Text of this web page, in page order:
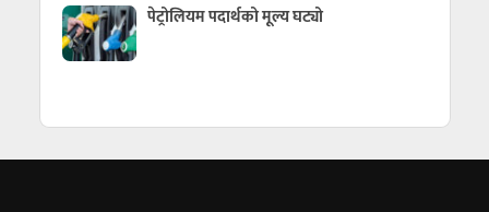
पेट्रोलियम पदार्थको मूल्य घट्यो